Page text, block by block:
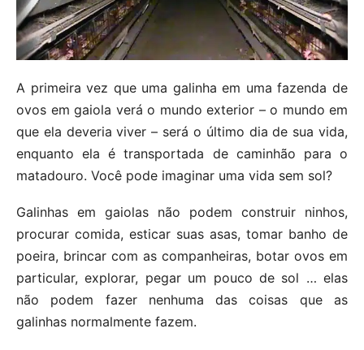
A primeira vez que uma galinha em uma fazenda de
ovos em gaiola verá o mundo exterior – o mundo em
que ela deveria viver – será o último dia de sua vida,
enquanto ela é transportada de caminhão para o
matadouro. Você pode imaginar uma vida sem sol?
Galinhas em gaiolas não podem construir ninhos,
procurar comida, esticar suas asas, tomar banho de
poeira, brincar com as companheiras, botar ovos em
particular, explorar, pegar um pouco de sol … elas
não podem fazer nenhuma das coisas que as
galinhas normalmente fazem.